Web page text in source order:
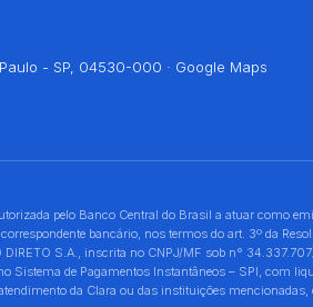
- SP, 04530-000 · Google Maps
pelo Banco Central do Brasil a atuar como
bancário, nos termos do art. 3º da
S.A., inscrita no CNPJ/MF sob n°
Sistema de Pagamentos Instantâneos – SPI, com
da Clara ou das instituições